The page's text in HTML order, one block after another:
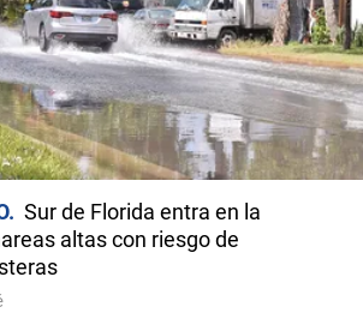
Sur de Florida entra en la
altas con riesgo de